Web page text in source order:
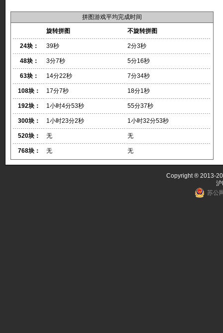
拼图游戏平均完成时间
旋转拼图
不旋转拼图
24块： 39秒 2分3秒
48块： 3分7秒 5分16秒
63块： 14分22秒 7分34秒
108块： 17分7秒 18分1秒
192块： 1小时4分53秒 55分37秒
300块： 1小时23分2秒 1小时32分53秒
520块： 无 无
768块： 无 无
Copyright ® 2013-
苏公